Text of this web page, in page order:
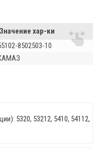
Значение хар-ки
8502503-10
5320, 53212, 5410, 54112,